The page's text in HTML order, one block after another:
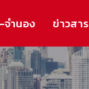
ำนอง ข่าวสาร